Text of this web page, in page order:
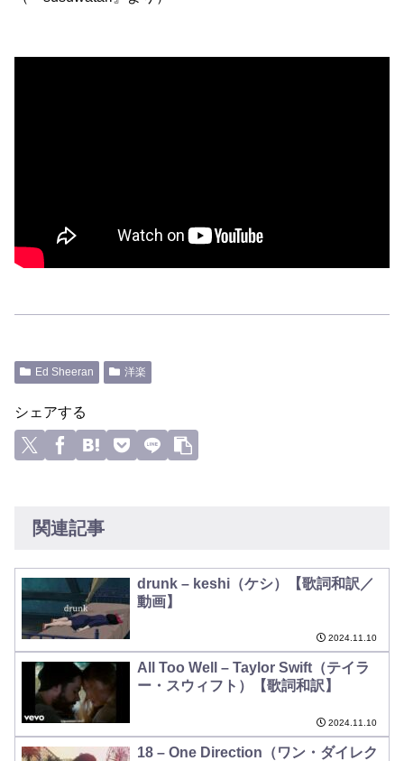
Ed Sheeran 洋楽
シェアする
関連記事
drunk – keshi（ケシ）【歌詞和訳／
動画】
2024.11.10
All Too Well – Taylor Swift（テイラ
ー・スウィフト）【歌詞和訳】
2024.11.10
18 – One Direction（ワン・ダイレク